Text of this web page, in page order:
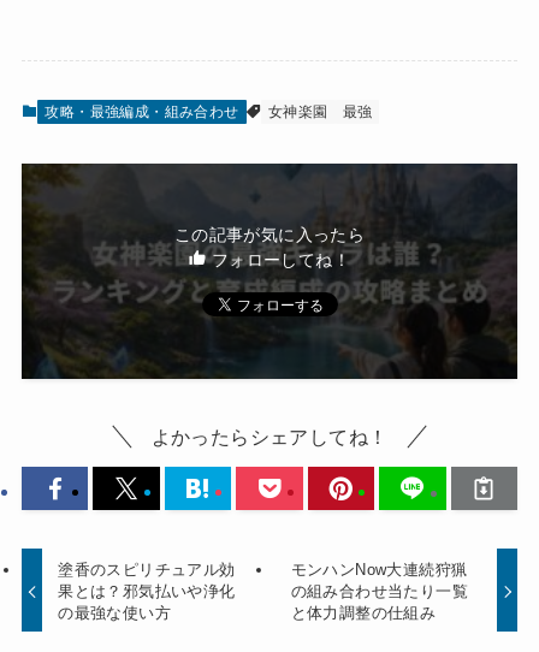
攻略・最強編成・組み合わせ 女神楽園 最強
この記事が気に入ったら
フォローしてね！
よかったらシェアしてね！
塗香のスピリチュアル効
果とは？邪気払いや浄化
の最強な使い方
モンハンNow大連続狩猟
の組み合わせ当たり一覧
と体力調整の仕組み